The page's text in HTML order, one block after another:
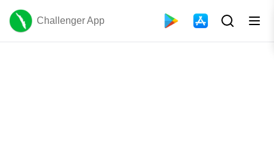
Challenger App